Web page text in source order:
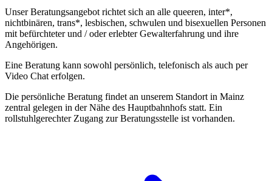
Unser Beratungsangebot richtet sich an alle queeren, inter*,
nichtbinären, trans*, lesbischen, schwulen und bisexuellen Personen
mit befürchteter und / oder erlebter Gewalterfahrung und ihre
Angehörigen.
Eine Beratung kann sowohl persönlich, telefonisch als auch per
Video Chat erfolgen.
Die persönliche Beratung findet an unserem Standort in Mainz
zentral gelegen in der Nähe des Hauptbahnhofs statt. Ein
rollstuhlgerechter Zugang zur Beratungsstelle ist vorhanden.